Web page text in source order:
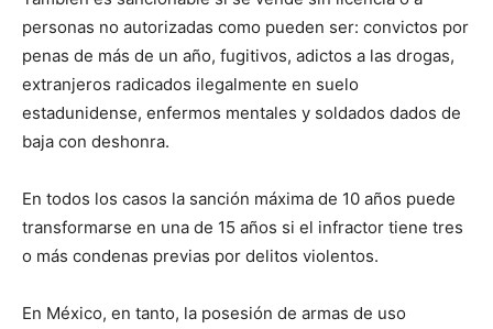
personas no autorizadas como pueden ser: convictos por
penas de más de un año, fugitivos, adictos a las drogas,
extranjeros radicados ilegalmente en suelo
estadunidense, enfermos mentales y soldados dados de
baja con deshonra.
En todos los casos la sanción máxima de 10 años puede
transformarse en una de 15 años si el infractor tiene tres
o más condenas previas por delitos violentos.
En México, en tanto, la posesión de armas de uso